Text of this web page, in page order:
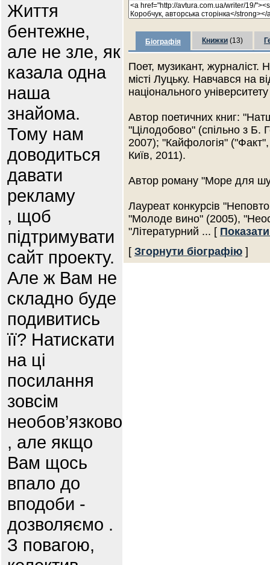
Життя
бентежне,
але не зле, як
казала одна
наша
знайома.
Тому нам
доводиться
давати
рекламу
, щоб
підтримувати
сайт проекту.
Але ж Вам не
складно буде
подивитись
її? Натискати
на ці
посилання
зовсім
необов’язково
, але якщо
Вам щось
впало до
вподоби -
дозволяємо .
З повагою,
Біографія Книжки (13)
Поет, музикант,
місті Луцьку. Навчався на
національного
Автор поетичних книг:
"Цілодобово" (спільно з Б.
2007); "Кайфологія"
Київ, 2011).
Автор роману "Море для
Лауреат конкурсів
"Молоде вино" (2005),
"Літературний ... [
[ Згорнути біографію ]